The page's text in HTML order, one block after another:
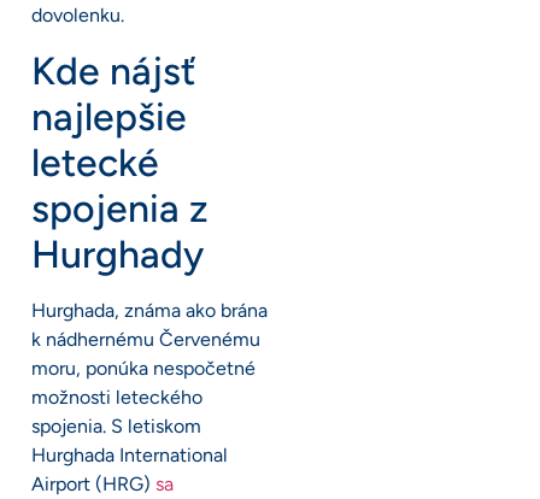
dovolenku.
Kde nájsť
najlepšie
letecké
spojenia z
Hurghady
Hurghada, známa ako brána
k nádhernému Červenému
moru, ponúka nespočetné
možnosti leteckého
spojenia. S letiskom
Hurghada International
Airport (HRG) sa